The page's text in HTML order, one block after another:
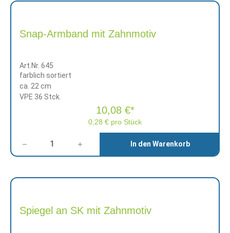
Snap-Armband mit Zahnmotiv
Art.Nr. 645
farblich sortiert
ca. 22 cm
VPE 36 Stck.
0,28 € pro Stück
10,08 €*
In den Warenkorb
Spiegel an SK mit Zahnmotiv